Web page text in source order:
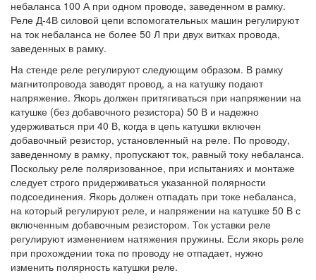
небаланса 100 А при одном проводе, заведенном в рамку.
Реле Д-4В силовой цепи вспомогательных машин регулируют
на ток небаланса не более 50 Л при двух витках провода,
заведенных в рамку.
На стенде реле регулируют следующим образом. В рамку
магнитопровода заводят провод, а на катушку подают
напряжение. Якорь должен притягиваться при напряжении на
катушке (без добавочного резистора) 50 В и надежно
удерживаться при 40 В, когда в цепь катушки включен
добавочный резистор, установленный на реле. По проводу,
заведенному в рамку, пропускают ток, равный току небаланса.
Поскольку реле поляризованное, при испытаниях и монтаже
следует строго придерживаться указанной полярности
подсоединения. Якорь должен отпадать при токе небаланса,
на который регулируют реле, и напряжении на катушке 50 В с
включенным добавочным резистором. Ток уставки реле
регулируют изменением натяжения пружины. Если якорь реле
при прохождении тока по проводу не отпадает, нужно
изменить полярность катушки реле.